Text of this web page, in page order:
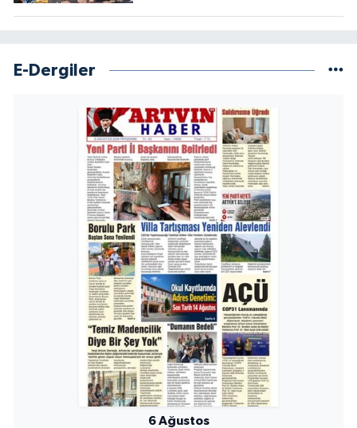
E-Dergiler
6 Ağustos